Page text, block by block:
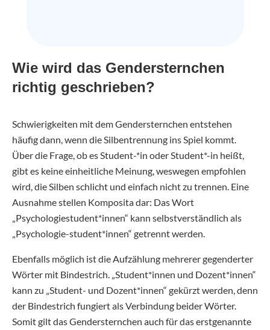
Wie wird das Gendersternchen
richtig geschrieben?
Schwierigkeiten mit dem Gendersternchen entstehen
häufig dann, wenn die Silbentrennung ins Spiel kommt.
Über die Frage, ob es Student-*in oder Student*-in heißt,
gibt es keine einheitliche Meinung, weswegen empfohlen
wird, die Silben schlicht und einfach nicht zu trennen. Eine
Ausnahme stellen Komposita dar: Das Wort
„Psychologiestudent*innen“ kann selbstverständlich als
„Psychologie-student*innen“ getrennt werden.
Ebenfalls möglich ist die Aufzählung mehrerer gegenderter
Wörter mit Bindestrich. „Student*innen und Dozent*innen“
kann zu „Student- und Dozent*innen“ gekürzt werden, denn
der Bindestrich fungiert als Verbindung beider Wörter.
Somit gilt das Gendersternchen auch für das erstgenannte